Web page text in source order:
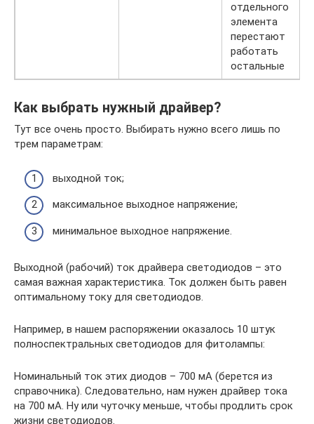
отдельного
элемента
перестают
работать
остальные
Как выбрать нужный драйвер?
Тут все очень просто. Выбирать нужно всего лишь по
трем параметрам:
выходной ток;
максимальное выходное напряжение;
минимальное выходное напряжение.
Выходной (рабочий) ток драйвера светодиодов – это
самая важная характеристика. Ток должен быть равен
оптимальному току для светодиодов.
Например, в нашем распоряжении оказалось 10 штук
полноспектральных светодиодов для фитолампы:
Номинальный ток этих диодов – 700 мА (берется из
справочника). Следовательно, нам нужен драйвер тока
на 700 мА. Ну или чуточку меньше, чтобы продлить срок
жизни светодиодов.